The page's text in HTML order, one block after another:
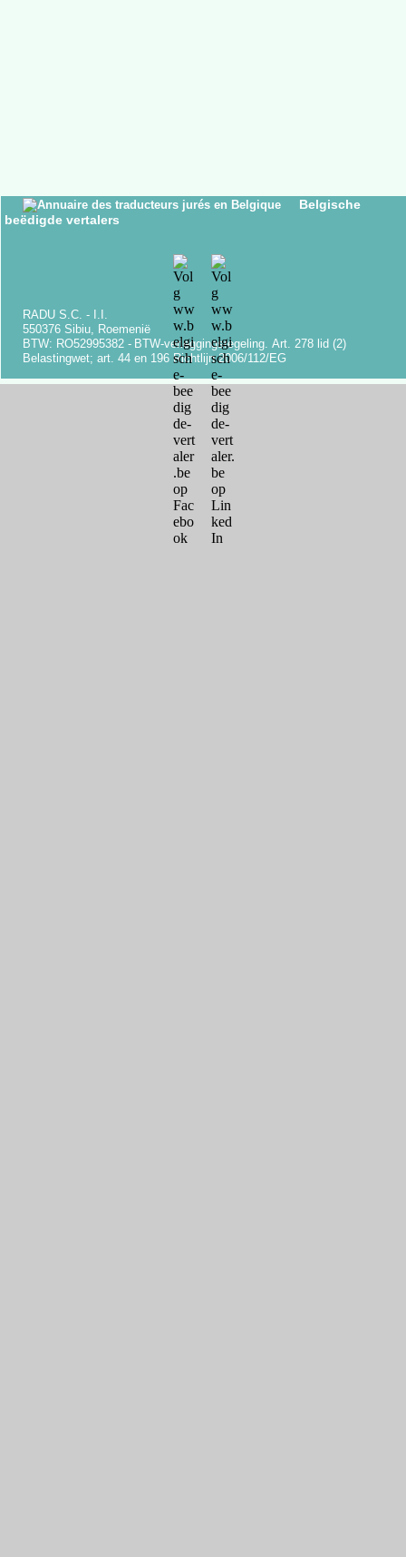
Belgische
beëdigde vertalers
RADU S.C. - I.I.
550376 Sibiu, Roemenië
BTW: RO52995382 - BTW-verleggingsregeling. Art. 278 lid (2)
Belastingwet; art. 44 en 196 Richtlijn 2006/112/EG